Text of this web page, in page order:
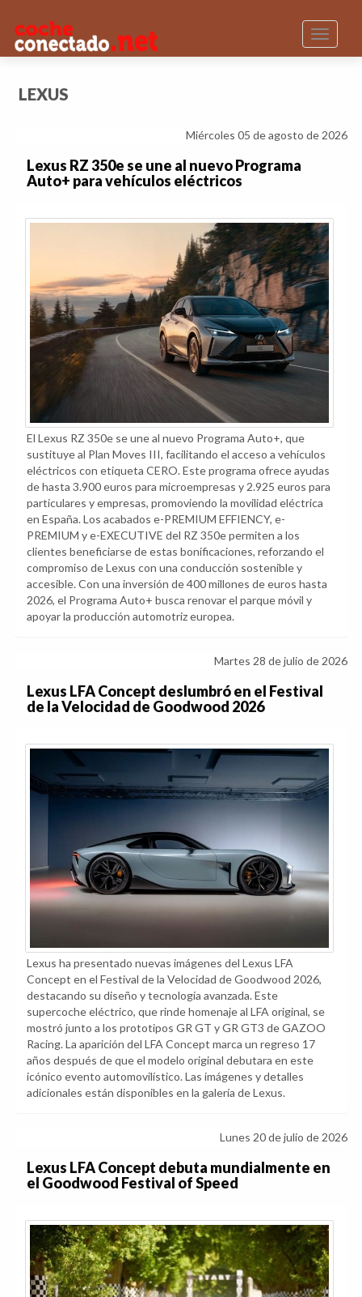
Toggle
LEXUS
Miércoles 05 de agosto de 2026
Lexus RZ 350e se une al nuevo Programa
Auto+ para vehículos eléctricos
El Lexus RZ 350e se une al nuevo Programa Auto+, que
sustituye al Plan Moves III, facilitando el acceso a vehículos
eléctricos con etiqueta CERO. Este programa ofrece ayudas
de hasta 3.900 euros para microempresas y 2.925 euros para
particulares y empresas, promoviendo la movilidad eléctrica
en España. Los acabados e-PREMIUM EFFIENCY, e-
PREMIUM y e-EXECUTIVE del RZ 350e permiten a los
clientes beneficiarse de estas bonificaciones, reforzando el
compromiso de Lexus con una conducción sostenible y
accesible. Con una inversión de 400 millones de euros hasta
2026, el Programa Auto+ busca renovar el parque móvil y
apoyar la producción automotriz europea.
Martes 28 de julio de 2026
Lexus LFA Concept deslumbró en el Festival
de la Velocidad de Goodwood 2026
Lexus ha presentado nuevas imágenes del Lexus LFA
Concept en el Festival de la Velocidad de Goodwood 2026,
destacando su diseño y tecnología avanzada. Este
supercoche eléctrico, que rinde homenaje al LFA original, se
mostró junto a los prototipos GR GT y GR GT3 de GAZOO
Racing. La aparición del LFA Concept marca un regreso 17
años después de que el modelo original debutara en este
icónico evento automovilístico. Las imágenes y detalles
adicionales están disponibles en la galería de Lexus.
Lunes 20 de julio de 2026
Lexus LFA Concept debuta mundialmente en
el Goodwood Festival of Speed